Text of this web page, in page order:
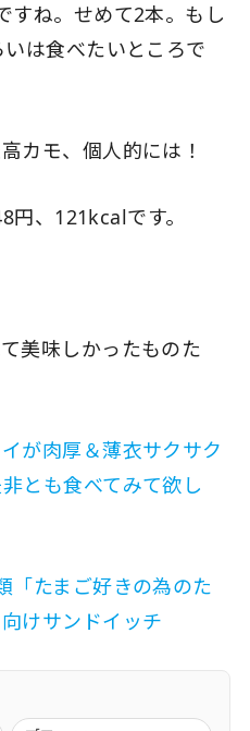
すね。せめて2本。もし
は食べたいところで
カモ、個人的には！
円、121kcalです。
美味しかったものた
が肉厚＆薄衣サクサク
とも食べてみて欲し
「たまご好きの為のた
けサンドイッチ